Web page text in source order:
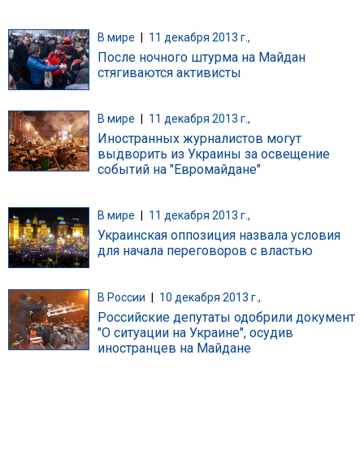
В мире 11 декабря 2013 г.,
После ночного штурма на Майдан
стягиваются активисты
В мире 11 декабря 2013 г.,
Иностранных журналистов могут
выдворить из Украины за освещение
событий на "Евромайдане"
В мире 11 декабря 2013 г.,
Украинская оппозиция назвала условия
для начала переговоров с властью
В России | 10 декабря 2013 г.,
Российские депутаты одобрили документ
"О ситуации на Украине", осудив
иностранцев на Майдане